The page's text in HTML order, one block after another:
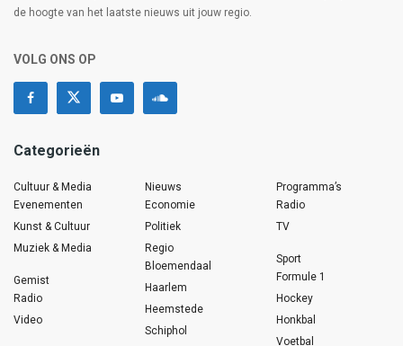
de hoogte van het laatste nieuws uit jouw regio.
VOLG ONS OP
Categorieën
Cultuur & Media
Evenementen
Kunst & Cultuur
Muziek & Media
Gemist
Radio
Video
Nieuws
Economie
Politiek
Regio
Bloemendaal
Haarlem
Heemstede
Schiphol
Programma’s
Radio
TV
Sport
Formule 1
Hockey
Honkbal
Voetbal